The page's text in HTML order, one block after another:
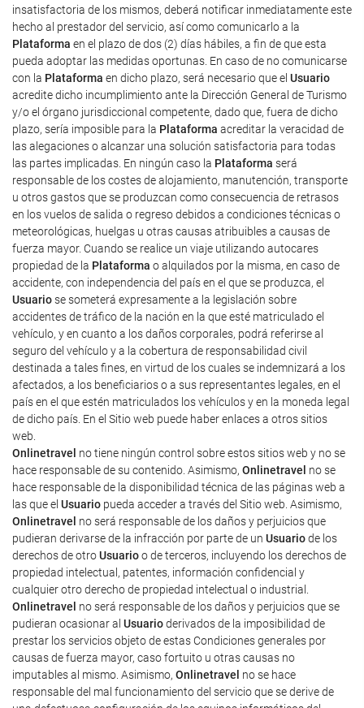
insatisfactoria de los mismos, deberá notificar inmediatamente este
hecho al prestador del servicio, así como comunicarlo a la
Plataforma en el plazo de dos (2) días hábiles, a fin de que esta
pueda adoptar las medidas oportunas. En caso de no comunicarse
con la Plataforma en dicho plazo, será necesario que el Usuario
acredite dicho incumplimiento ante la Dirección General de Turismo
y/o el órgano jurisdiccional competente, dado que, fuera de dicho
plazo, sería imposible para la Plataforma acreditar la veracidad de
las alegaciones o alcanzar una solución satisfactoria para todas
las partes implicadas. En ningún caso la Plataforma será
responsable de los costes de alojamiento, manutención, transporte
u otros gastos que se produzcan como consecuencia de retrasos
en los vuelos de salida o regreso debidos a condiciones técnicas o
meteorológicas, huelgas u otras causas atribuibles a causas de
fuerza mayor. Cuando se realice un viaje utilizando autocares
propiedad de la Plataforma o alquilados por la misma, en caso de
accidente, con independencia del país en el que se produzca, el
Usuariose someterá expresamente a la legislación sobre
accidentes de tráfico de la nación en la que esté matriculado el
vehículo, y en cuanto a los daños corporales, podrá referirse al
seguro del vehículo y a la cobertura de responsabilidad civil
destinada a tales fines, en virtud de los cuales se indemnizará a los
afectados, a los beneficiarios o a sus representantes legales, en el
país en el que estén matriculados los vehículos y en la moneda legal
de dicho país. En el Sitio web puede haber enlaces a otros sitios
web.
Onlinetravel no tiene ningún control sobre estos sitios web y no se
hace responsable de su contenido. Asimismo, Onlinetravel no se
hace responsable de la disponibilidad técnica de las páginas web a
las que el Usuario pueda acceder a través del Sitio web. Asimismo,
Onlinetravel no será responsable de los daños y perjuicios que
pudieran derivarse de la infracción por parte de un Usuariode los
derechos de otroUsuarioo de terceros, incluyendo los derechos de
propiedad intelectual, patentes, información confidencial y
cualquier otro derecho de propiedad intelectual o industrial.
Onlinetravel no será responsable de los daños y perjuicios que se
pudieran ocasionar al Usuarioderivados de la imposibilidad de
prestar los servicios objeto de estas Condiciones generales por
causas de fuerza mayor, caso fortuito u otras causas no
imputables al mismo. Asimismo, Onlinetravel no se hace
responsable del mal funcionamiento del servicio que se derive de